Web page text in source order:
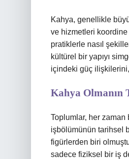
Kahya, genellikle
ve hizmetleri
pratiklerle nasıl
kültürel bir yapıyı
içindeki güç
Kahya Olmanın
Toplumlar, her
işbölümünün tarihsel
figürlerden biri
sadece fiziksel bir iş